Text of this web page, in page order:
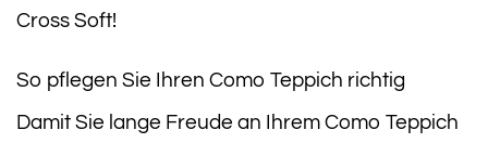
Cross Soft!
So pflegen Sie Ihren Como Teppich richtig
Damit Sie lange Freude an Ihrem Como Teppich